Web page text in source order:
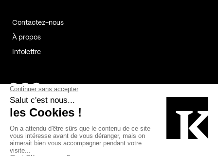
Contactez-nous
À propos
Infolettre
Page Facebook de Kollectif
Page Instagram de Kollectif
Page Linkedin de Kollectif